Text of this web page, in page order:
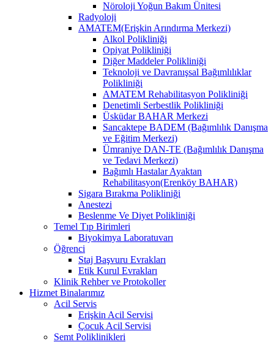
Nöroloji Yoğun Bakım Ünitesi
Radyoloji
AMATEM(Erişkin Arındırma Merkezi)
Alkol Polikliniği
Opiyat Polikliniği
Diğer Maddeler Polikliniği
Teknoloji ve Davranışsal Bağımlılıklar
Polikliniği
AMATEM Rehabilitasyon Polikliniği
Denetimli Serbestlik Polikliniği
Üsküdar BAHAR Merkezi
Sancaktepe BADEM (Bağımlılık Danışma
ve Eğitim Merkezi)
Ümraniye DAN-TE (Bağımlılık Danışma
ve Tedavi Merkezi)
Bağımlı Hastalar Ayaktan
Rehabilitasyon(Erenköy BAHAR)
Sigara Bırakma Polikliniği
Anestezi
Beslenme Ve Diyet Polikliniği
Temel Tıp Birimleri
Biyokimya Laboratuvarı
Öğrenci
Staj Başvuru Evrakları
Etik Kurul Evrakları
Klinik Rehber ve Protokoller
Hizmet Binalarımız
Acil Servis
Erişkin Acil Servisi
Çocuk Acil Servisi
Semt Poliklinikleri